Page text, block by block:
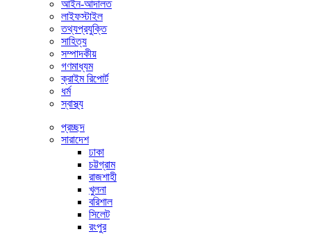
আইন-আদালত
লাইফস্টাইল
তথ্যপ্রযুক্তি
সাহিত্য
সম্পাদকীয়
গণমাধ্যম
ক্রাইম রিপোর্ট
ধর্ম
স্বাস্থ্য
প্রচ্ছদ
সারাদেশ
ঢাকা
চট্টগ্রাম
রাজশাহী
খুলনা
বরিশাল
সিলেট
রংপুর